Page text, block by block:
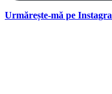
Urmărește-mă pe